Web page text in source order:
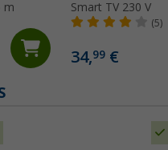
m
Smart TV 230 V
(5)
34,99 €